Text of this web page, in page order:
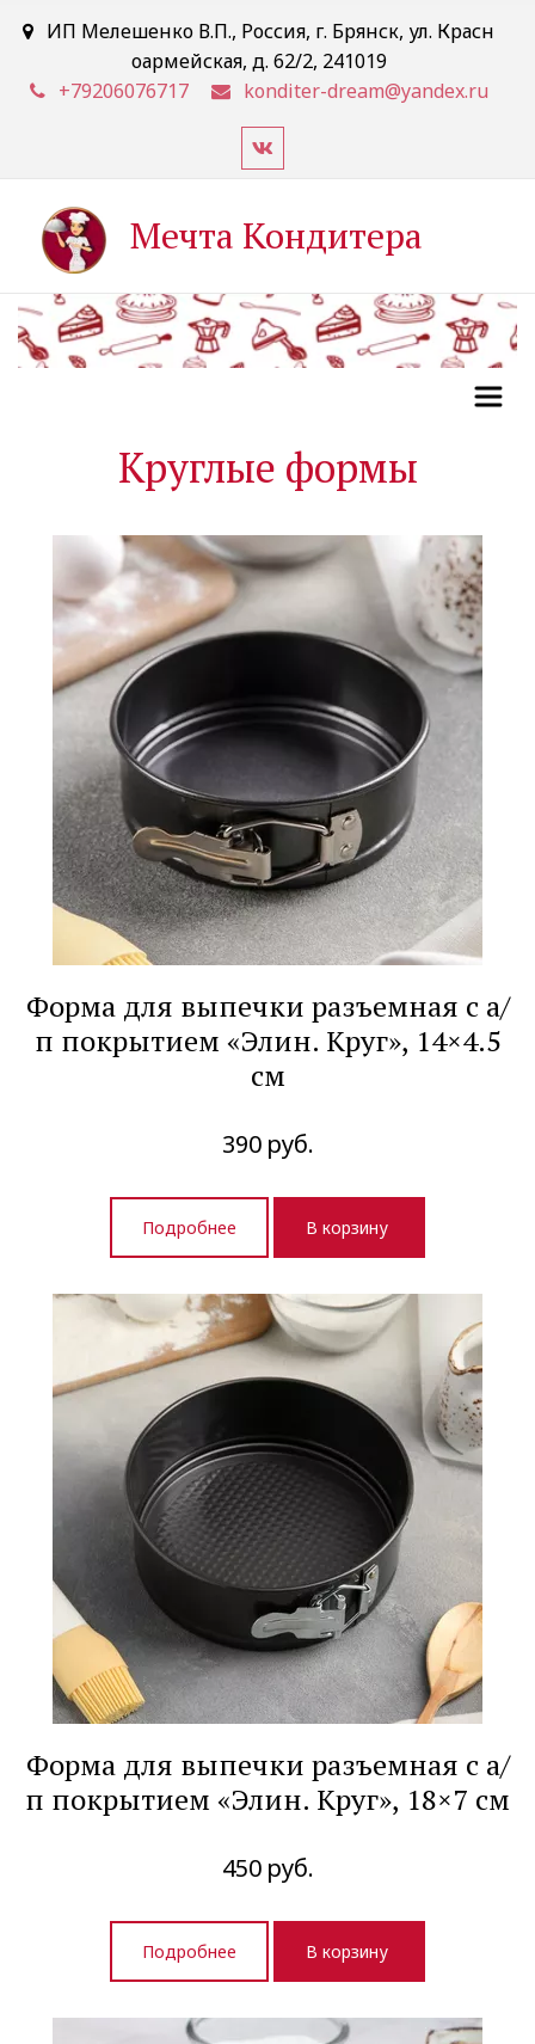
ИП Мелешенко В.П., Россия, г. Брянск, ул. Красн
оармейская, д. 62/2, 241019
+79206076717
konditer-dream@yandex.ru
Мечта Кондитера
Круглые формы
Форма для выпечки разъемная с а/
п покрытием «Элин. Круг», 14×4.5
см
390 руб.
Подробнее В корзину
Форма для выпечки разъемная с а/
п покрытием «Элин. Круг», 18×7 см
450 руб.
Подробнее В корзину